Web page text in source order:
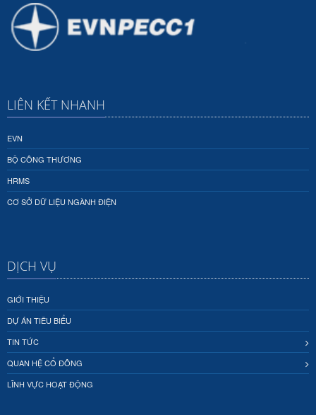
LIÊN KẾT NHANH
EVN
BỘ CÔNG THƯƠNG
HRMS
CƠ SỞ DỮ LIỆU NGÀNH ĐIỆN
DỊCH VỤ
GIỚI THIỆU
DỰ ÁN TIÊU BIỂU
TIN TỨC
QUAN HỆ CỔ ĐÔNG
LĨNH VỰC HOẠT ĐỘNG